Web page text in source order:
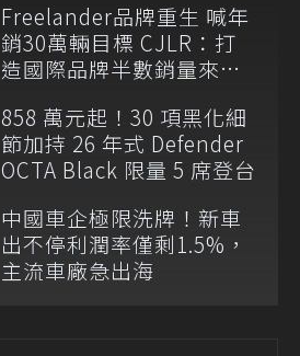
Freelander品牌重生 喊年
銷30萬輛目標 CJLR：打
造國際品牌半數銷量來自
858 萬元起！30 項黑化細
節加持 26 年式 Defender
OCTA Black 限量 5 席登台
中國車企極限洗牌！新車
出不停利潤率僅剩1.5%，
主流車廠急出海